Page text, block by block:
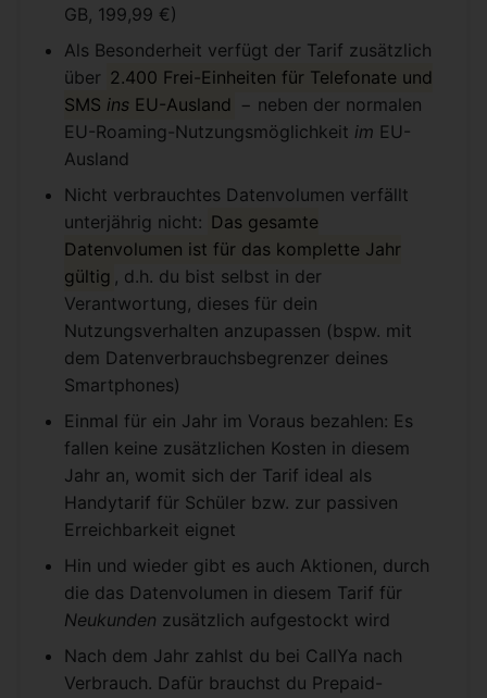
GB, 199,99 €)
Als Besonderheit verfügt der Tarif zusätzlich
über 2.400 Frei-Einheiten für Telefonate und
SMS ins EU-Ausland − neben der normalen
EU-Roaming-Nutzungsmöglichkeit im EU-
Ausland
Nicht verbrauchtes Datenvolumen verfällt
unterjährig nicht: Das gesamte
Datenvolumen ist für das komplette Jahr
gültig , d.h. du bist selbst in der
Verantwortung, dieses für dein
Nutzungsverhalten anzupassen (bspw. mit
dem Datenverbrauchsbegrenzer deines
Smartphones)
Einmal für ein Jahr im Voraus bezahlen: Es
fallen keine zusätzlichen Kosten in diesem
Jahr an, womit sich der Tarif ideal als
Handytarif für Schüler bzw. zur passiven
Erreichbarkeit eignet
Hin und wieder gibt es auch Aktionen, durch
die das Datenvolumen in diesem Tarif für
Neukunden zusätzlich aufgestockt wird
Nach dem Jahr zahlst du bei CallYa nach
Verbrauch. Dafür brauchst du Prepaid-